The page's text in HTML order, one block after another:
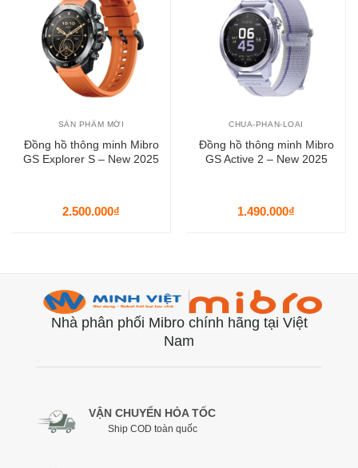
SẢN PHẨM MỚI
Đồng hồ thông minh Mibro
GS Explorer S – New 2025
2.500.000₫
CHUA-PHAN-LOAI
Đồng hồ thông minh Mibro
GS Active 2 – New 2025
1.490.000₫
Nhà phân phối Mibro chính hãng tại Việt
Nam
VẬN CHUYỂN HỎA TỐC
Ship COD toàn quốc